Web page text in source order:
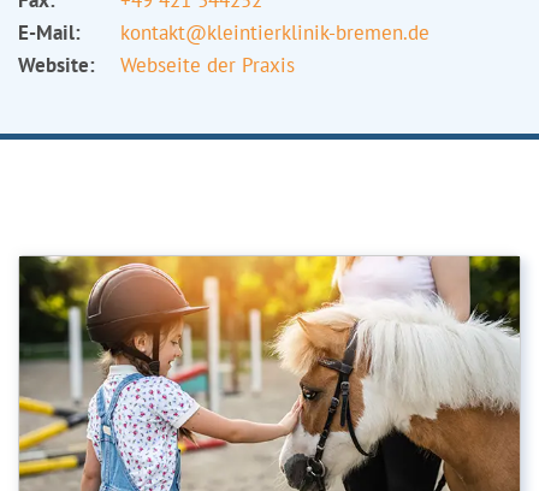
E-Mail:
kontakt@kleintierklinik-bremen.de
Website:
Webseite der Praxis